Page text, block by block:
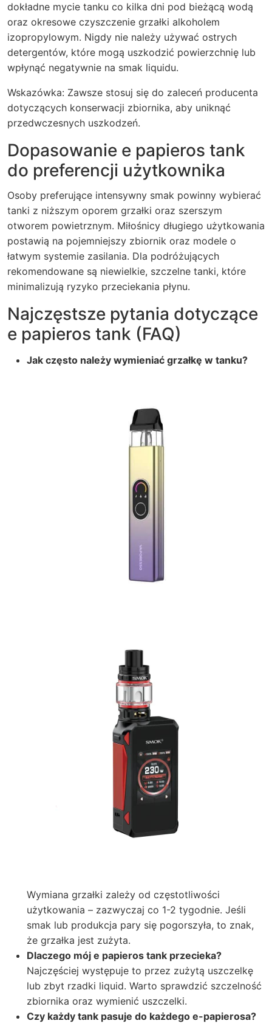
dokładne mycie tanku co kilka dni pod bieżącą wodą
oraz okresowe czyszczenie grzałki alkoholem
izopropylowym. Nigdy nie należy używać ostrych
detergentów, które mogą uszkodzić powierzchnię lub
wpłynąć negatywnie na smak liquidu.
Wskazówka: Zawsze stosuj się do zaleceń producenta
dotyczących konserwacji zbiornika, aby uniknąć
przedwczesnych uszkodzeń.
Dopasowanie e papieros tank
do preferencji użytkownika
Osoby preferujące intensywny smak powinny wybierać
tanki z niższym oporem grzałki oraz szerszym
otworem powietrznym. Miłośnicy długiego użytkowania
postawią na pojemniejszy zbiornik oraz modele o
łatwym systemie zasilania. Dla podróżujących
rekomendowane są niewielkie, szczelne tanki, które
minimalizują ryzyko przeciekania płynu.
Najczęstsze pytania dotyczące
e papieros tank (FAQ)
Jak często należy wymieniać grzałkę w tanku?
Wymiana grzałki zależy od częstotliwości
użytkowania – zazwyczaj co 1-2 tygodnie. Jeśli
smak lub produkcja pary się pogorszyła, to znak,
że grzałka jest zużyta.
Dlaczego mój e papieros tank przecieka?
Najczęściej występuje to przez zużytą uszczelkę
lub zbyt rzadki liquid. Warto sprawdzić szczelność
zbiornika oraz wymienić uszczelki.
Czy każdy tank pasuje do każdego e-papierosa?